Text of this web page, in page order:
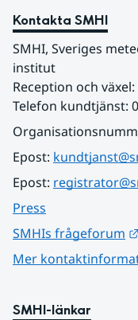
Kontakta SMHI
SMHI, Sveriges
institut
Reception och växel:
Telefon kundtjänst:
Epost:
Epost:
Press
SMHIs frågeforum
Mer
SMHI-länkar